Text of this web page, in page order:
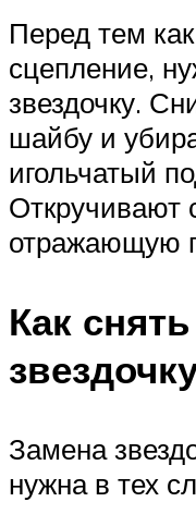
Перед тем
сцепление,
звездочку.
шайбу и
игольчатый
Откручивают
отражающую
Как
Замена
нужна в тех